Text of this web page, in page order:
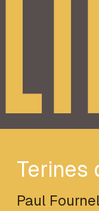
Terines
Paul Fournel